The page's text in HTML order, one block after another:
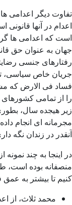
تفاوت دیگر اعدامی
اعدام در آنها
است که اعدامی ها
جهان به عنوان حق
رفتارهای جنسی
جریان خاص سیاسی،
فساد فی الارض که
را از تمامی کشورهای
مجرمانه ای انجام
آنقدر در زندان نگه
در اینجا به چند نمونه
منصفانه بوده است،
کنیم تا بیشتر به عمق
محمد ثلاث، از